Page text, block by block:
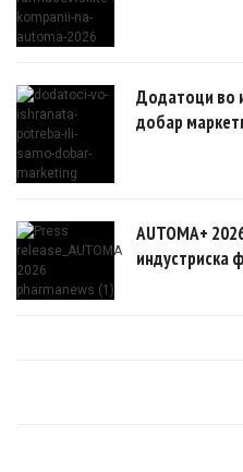
Додатоци во
добар
AUTOMA+
индустриска